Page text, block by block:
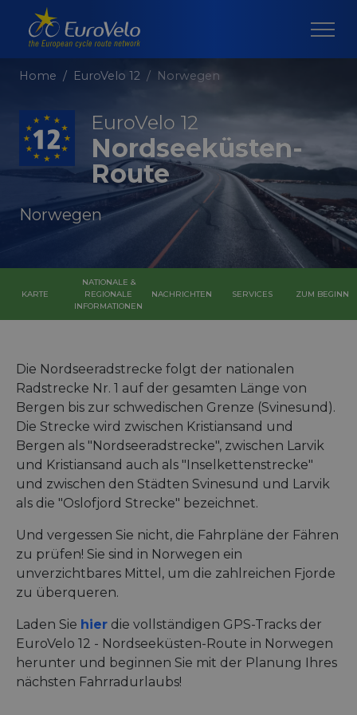
Home EuroVelo 12 Norwegen
EuroVelo 12
Nordseeküsten-
Route
Norwegen
KARTE
NATIONALE &
REGIONALE
INFORMATIONEN
NACHRICHTEN SERVICES ZUM BEGINN
Die Nordseeradstrecke folgt der nationalen
Radstrecke Nr. 1 auf der gesamten Länge von
Bergen bis zur schwedischen Grenze (Svinesund).
Die Strecke wird zwischen Kristiansand und
Bergen als "Nordseeradstrecke", zwischen Larvik
und Kristiansand auch als "Inselkettenstrecke"
und zwischen den Städten Svinesund und Larvik
als die "Oslofjord Strecke" bezeichnet.
Und vergessen Sie nicht, die Fahrpläne der Fähren
zu prüfen! Sie sind in Norwegen ein
unverzichtbares Mittel, um die zahlreichen Fjorde
zu überqueren.
Laden Sie hier die vollständigen GPS-Tracks der
EuroVelo 12 - Nordseeküsten-Route in Norwegen
herunter und beginnen Sie mit der Planung Ihres
nächsten Fahrradurlaubs!